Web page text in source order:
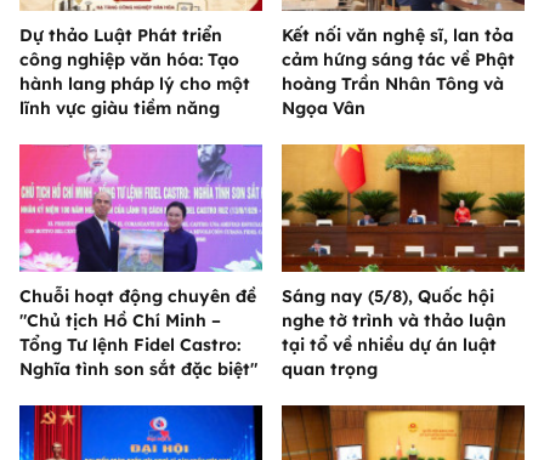
Dự thảo Luật Phát triển
công nghiệp văn hóa: Tạo
hành lang pháp lý cho một
lĩnh vực giàu tiềm năng
Kết nối văn nghệ sĩ, lan tỏa
cảm hứng sáng tác về Phật
hoàng Trần Nhân Tông và
Ngọa Vân
Chuỗi hoạt động chuyên đề
"Chủ tịch Hồ Chí Minh –
Tổng Tư lệnh Fidel Castro:
Nghĩa tình son sắt đặc biệt"
Sáng nay (5/8), Quốc hội
nghe tờ trình và thảo luận
tại tổ về nhiều dự án luật
quan trọng